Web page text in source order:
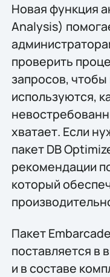
Новая функция
Analysis)
проверить
запросов,
используются,
хватает. Если
пакет DB
рекомендации
который
Пакет
поставляется в
и в составе